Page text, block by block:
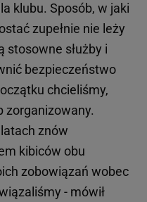
klubu. Sposób, w jaki
zupełnie nie leży
stosowne służby i
bezpieczeństwo
chcieliśmy,
zorganizowany.
znów
kibiców obu
zobowiązań wobec
- mówił